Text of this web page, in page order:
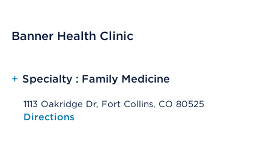
Banner Health Clinic
+ Specialty : Family Medicine
1113 Oakridge Dr, Fort Collins, CO 80525
Opens native map application on mobile devices
Directions